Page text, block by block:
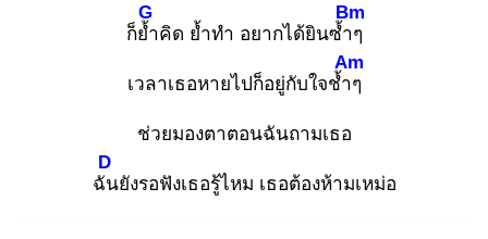
ก็ย้ำ
G
คิด ย้ำทำ อยากได้ยินซ้ำๆ
Bm
เวลาเธอหายไปก็อยู่กับใจช้ำๆ
Am
ช่วยมองตาตอนฉันถามเธอ
ฉัน
D
ยังรอฟังเธอรู้ไหม เธอต้องห้ามเหม่อ